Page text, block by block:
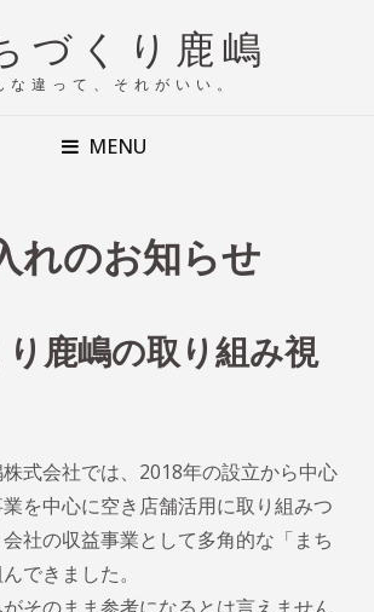
づくり鹿嶋
な違って、それがいい。
MENU
れのお知らせ
鹿嶋の取り組み視
式会社では、2018年の設立から中心
を中心に空き店舗活用に取り組みつ
社の収益事業として多角的な「まち
できました。